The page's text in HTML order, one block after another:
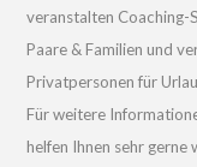
veranstalten
Paare & Familien und
Privatpersonen für
Für weitere
helfen Ihnen sehr gerne